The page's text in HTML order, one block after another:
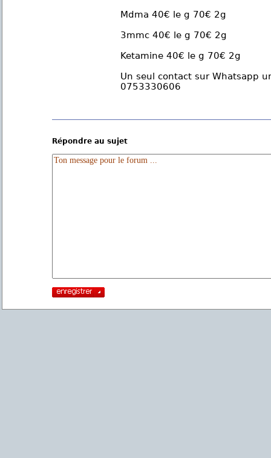
Mdma 40€ le g 70€ 2g
3mmc 40€ le g 70€ 2g
Ketamine 40€ le g 70€ 2g
Un seul contact sur Whatsapp
0753330606
Répondre au sujet